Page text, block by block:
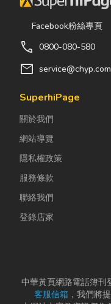
Facebook粉絲專頁
call 0800-080-580
mail
SuperhiPage
關於我們
網站導覽
隱私權政策
服務條款
聯絡我們
登錄店家
中華黃頁網路電話簿刊
客服信箱 ，我們將